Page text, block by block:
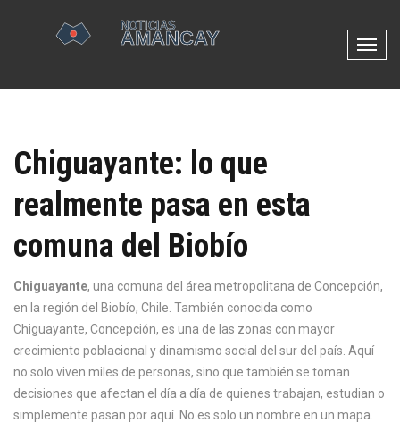
N
v
e
n
c
Chiguayante: lo que
realmente pasa en esta
comuna del Biobío
Chiguayante, una comuna del área metropolitana de Concepción,
en la región del Biobío, Chile . También conocida como
Chiguayante, Concepción, es una de las zonas con mayor
crecimiento poblacional y dinamismo social del sur del país. Aquí
no solo viven miles de personas, sino que también se toman
decisiones que afectan el día a día de quienes trabajan, estudian o
simplemente pasan por aquí. No es solo un nombre en un mapa.